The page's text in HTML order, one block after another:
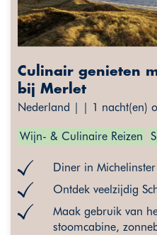
Culinair genieten
bij Merlet
Nederland | | 1 nacht(en)
Wijn- & Culinaire Reizen
Diner in
Ontdek veelzijdig
Maak gebruik van
stoomcabine,